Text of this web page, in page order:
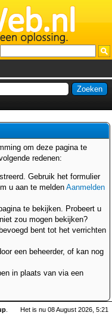
om deze pagina te
redenen:
Gebruik het formulier
u aan te meldenAanmelden
te bekijken. Probeert u
zou mogen bekijken?
bent tot het verrichten
een beheerder, of kan nog
in plaats van via een
Het is nu 08 August 2026, 5:21